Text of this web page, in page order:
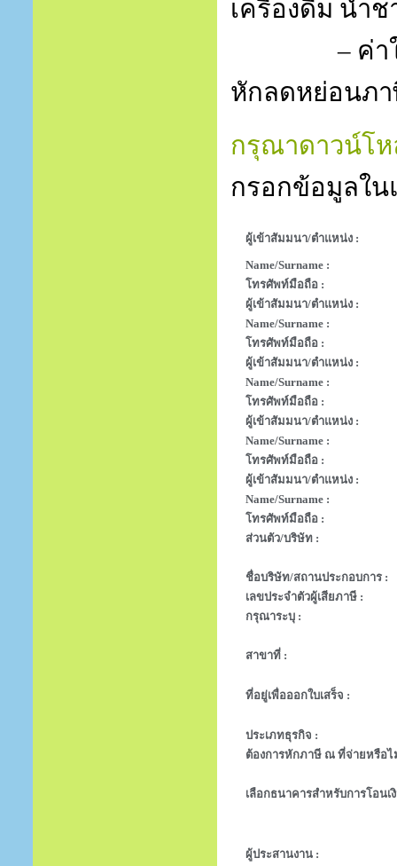
เครื่องดื่ม น้ำ
– ค่า
หักลดหย่อนภา
กรุณาดาวน์โ
กรอกข้อมูลใน
ผู้เข้าสัมมนา/ตำแหน่ง :
Name/Surname :
โทรศัพท์มือถือ :
ผู้เข้าสัมมนา/ตำแหน่ง :
Name/Surname :
โทรศัพท์มือถือ :
ผู้เข้าสัมมนา/ตำแหน่ง :
Name/Surname :
โทรศัพท์มือถือ :
ผู้เข้าสัมมนา/ตำแหน่ง :
Name/Surname :
โทรศัพท์มือถือ :
ผู้เข้าสัมมนา/ตำแหน่ง :
Name/Surname :
โทรศัพท์มือถือ :
ส่วนตัว/บริษัท :
ชื่อบริษัท/สถานประกอบการ :
เลขประจำตัวผู้เสียภาษี :
กรุณาระบุ :
สาขาที่ :
ที่อยู่เพื่อออกใบเสร็จ :
ประเภทธุรกิจ :
ต้องการหักภาษี ณ ที่จ่ายหรือไ
เลือกธนาคารสำหรับการโอนเ
ผู้ประสานงาน :